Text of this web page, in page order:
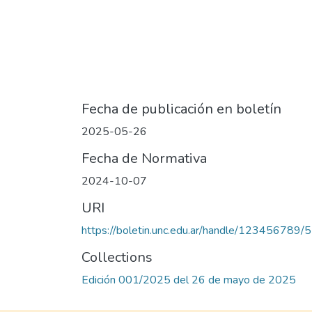
Fecha de publicación en boletín
2025-05-26
Fecha de Normativa
2024-10-07
URI
https://boletin.unc.edu.ar/handle/123456789/
Collections
Edición 001/2025 del 26 de mayo de 2025